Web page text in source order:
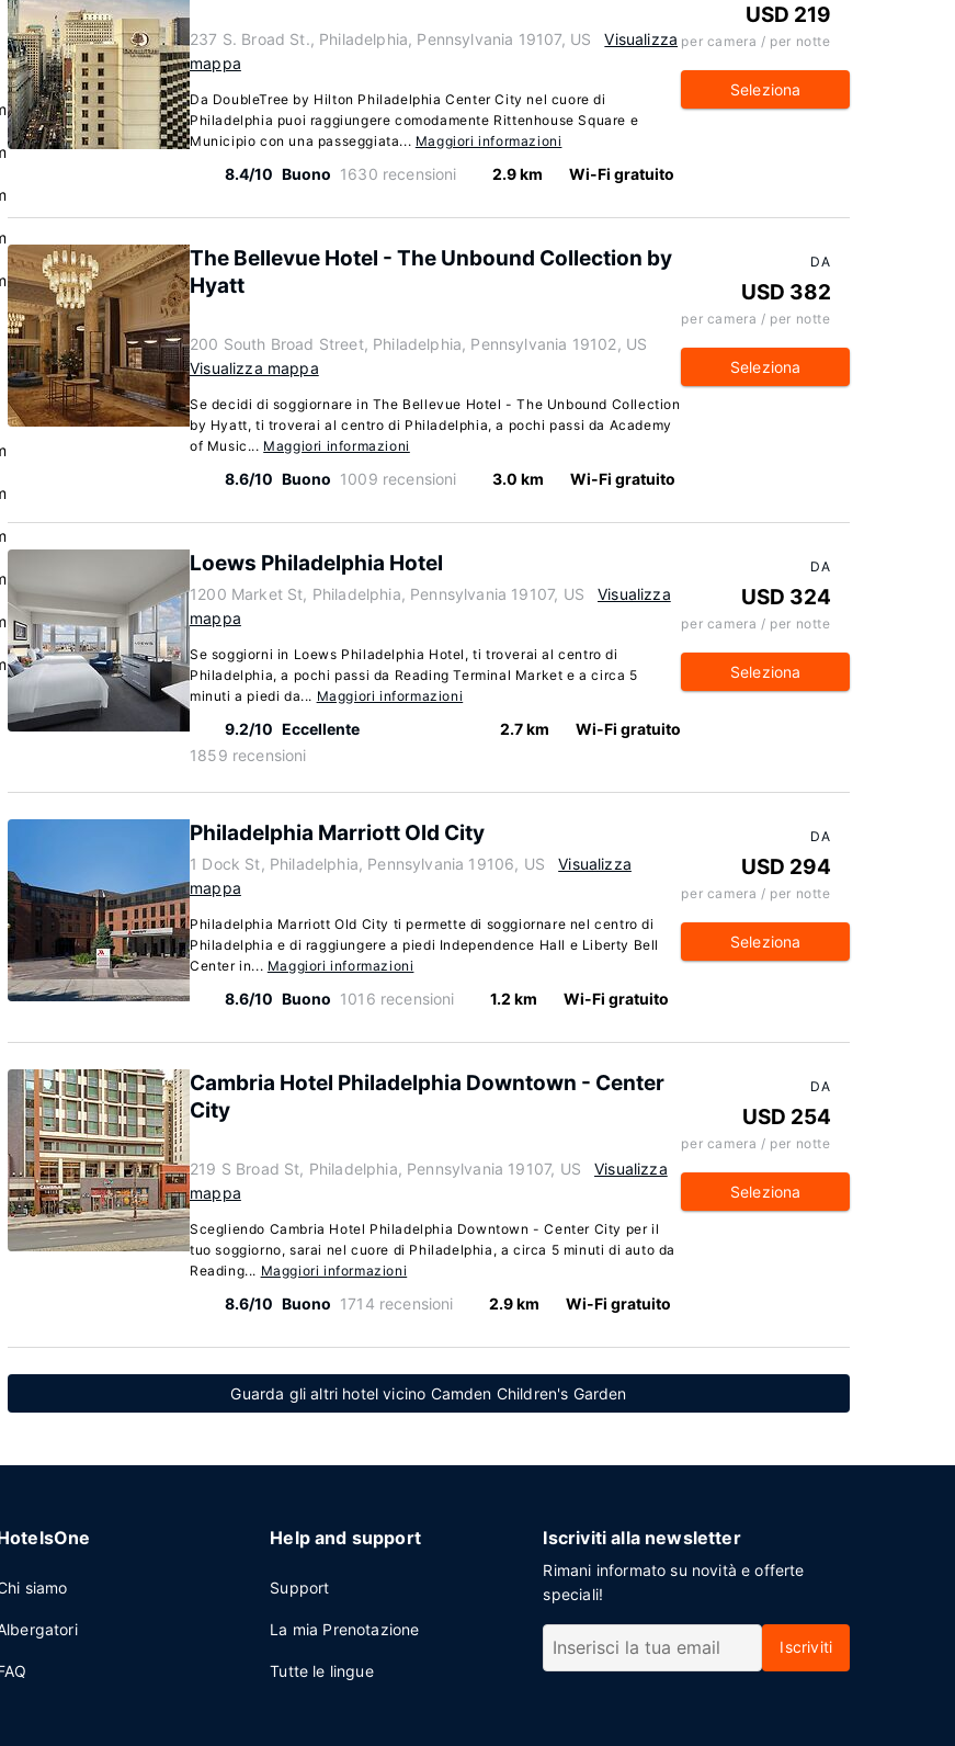
237 S. Broad St., Philadelphia, Pennsylvania 19107, US
Visualizza
mappa
Da DoubleTree by Hilton Philadelphia Center City nel cuore di
Philadelphia puoi raggiungere comodamente Rittenhouse Square e
Municipio con una passeggiata... Maggiori informazioni
8.4/10 Buono 1630 recensioni 2.9 km Wi-Fi gratuito
USD 219
per camera / per notte
Seleziona
The Bellevue Hotel - The Unbound Collection by
Hyatt
200 South Broad Street, Philadelphia, Pennsylvania 19102, US
Visualizza mappa
Se decidi di soggiornare in The Bellevue Hotel - The Unbound Collection
by Hyatt, ti troverai al centro di Philadelphia, a pochi passi da Academy
of Music... Maggiori informazioni
8.6/10 Buono 1009 recensioni 3.0 km Wi-Fi gratuito
DA
USD 382
per camera / per notte
Seleziona
Loews Philadelphia Hotel
1200 Market St, Philadelphia, Pennsylvania 19107, US
Visualizza
mappa
Se soggiorni in Loews Philadelphia Hotel, ti troverai al centro di
Philadelphia, a pochi passi da Reading Terminal Market e a circa 5
minuti a piedi da... Maggiori informazioni
9.2/10 Eccellente
1859 recensioni
2.7 km Wi-Fi gratuito
DA
USD 324
per camera / per notte
Seleziona
Philadelphia Marriott Old City
1 Dock St, Philadelphia, Pennsylvania 19106, US
Visualizza
mappa
Philadelphia Marriott Old City ti permette di soggiornare nel centro di
Philadelphia e di raggiungere a piedi Independence Hall e Liberty Bell
Center in... Maggiori informazioni
8.6/10 Buono 1016 recensioni 1.2 km Wi-Fi gratuito
DA
USD 294
per camera / per notte
Seleziona
Cambria Hotel Philadelphia Downtown - Center
City
219 S Broad St, Philadelphia, Pennsylvania 19107, US
Visualizza
mappa
Scegliendo Cambria Hotel Philadelphia Downtown - Center City per il
tuo soggiorno, sarai nel cuore di Philadelphia, a circa 5 minuti di auto da
Reading... Maggiori informazioni
8.6/10 Buono 1714 recensioni 2.9 km Wi-Fi gratuito
DA
USD 254
per camera / per notte
Seleziona
Guarda gli altri hotel vicino Camden Children's Garden
siamo
Help and support
Support
La mia Prenotazione
Tutte le lingue
Iscriviti alla newsletter
Rimani informato su novità e offerte
speciali!
Iscriviti